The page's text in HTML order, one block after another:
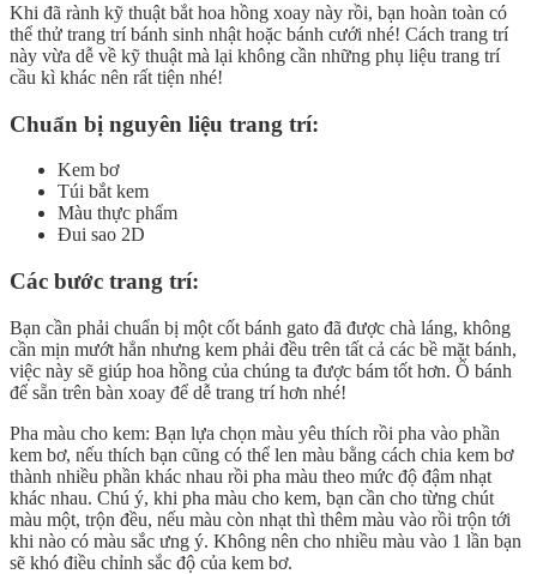
Khi đã rành kỹ thuật bắt hoa hồng xoay này rồi, bạn hoàn toàn có
thể thử trang trí bánh sinh nhật hoặc bánh cưới nhé! Cách trang trí
này vừa dễ về kỹ thuật mà lại không cần những phụ liệu trang trí
cầu kì khác nên rất tiện nhé!
Chuẩn bị nguyên liệu trang trí:
Kem bơ
Túi bắt kem
Màu thực phẩm
Đui sao 2D
Các bước trang trí:
Bạn cần phải chuẩn bị một cốt bánh gato đã được chà láng, không
cần mịn mướt hẳn nhưng kem phải đều trên tất cả các bề mặt bánh,
việc này sẽ giúp hoa hồng của chúng ta được bám tốt hơn. Ổ bánh
để sẵn trên bàn xoay để dễ trang trí hơn nhé!
Pha màu cho kem: Bạn lựa chọn màu yêu thích rồi pha vào phần
kem bơ, nếu thích bạn cũng có thể len màu bằng cách chia kem bơ
thành nhiều phần khác nhau rồi pha màu theo mức độ đậm nhạt
khác nhau. Chú ý, khi pha màu cho kem, bạn cần cho từng chút
màu một, trộn đều, nếu màu còn nhạt thì thêm màu vào rồi trộn tới
khi nào có màu sắc ưng ý. Không nên cho nhiều màu vào 1 lần bạn
sẽ khó điều chỉnh sắc độ của kem bơ.